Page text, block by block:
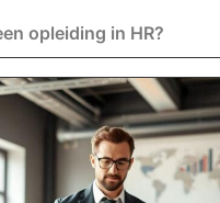
opleiding in HR?